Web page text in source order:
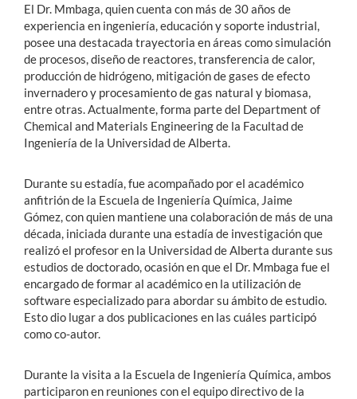
El Dr. Mmbaga, quien cuenta con más de 30 años de
experiencia en ingeniería, educación y soporte industrial,
posee una destacada trayectoria en áreas como simulación
de procesos, diseño de reactores, transferencia de calor,
producción de hidrógeno, mitigación de gases de efecto
invernadero y procesamiento de gas natural y biomasa,
entre otras. Actualmente, forma parte del Department of
Chemical and Materials Engineering de la Facultad de
Ingeniería de la Universidad de Alberta.
Durante su estadía, fue acompañado por el académico
anfitrión de la Escuela de Ingeniería Química, Jaime
Gómez, con quien mantiene una colaboración de más de una
década, iniciada durante una estadía de investigación que
realizó el profesor en la Universidad de Alberta durante sus
estudios de doctorado, ocasión en que el Dr. Mmbaga fue el
encargado de formar al académico en la utilización de
software especializado para abordar su ámbito de estudio.
Esto dio lugar a dos publicaciones en las cuáles participó
como co-autor.
Durante la visita a la Escuela de Ingeniería Química, ambos
participaron en reuniones con el equipo directivo de la